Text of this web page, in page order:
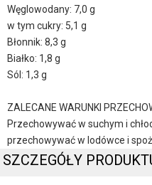
Węglowodany: 7,0 g
w tym cukry: 5,1 g
Błonnik: 8,3 g
Białko: 1,8 g
Sól: 1,3 g
ZALECANE WARUNKI
Przechowywać w suchym i
przechowywać w lodówce i
SZCZEGÓŁY